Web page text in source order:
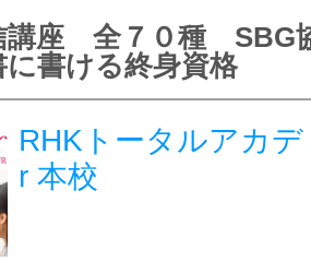
グッドスク
掲載のお問
講座 全７０種 SBG
書ける終身資格
RHKトータルアカ
r 本校